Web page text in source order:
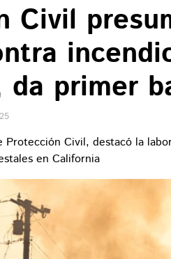
Civil
primer
Protección Civil, destacó la
en California